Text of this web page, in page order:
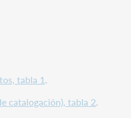
tabla 1.
catalogación), tabla 2.